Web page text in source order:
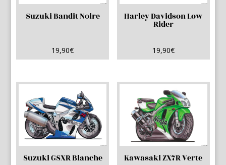
Suzuki Bandit Noire
19,90€
Harley Davidson Low
Rider
19,90€
Suzuki GSXR Blanche Kawasaki ZX7R Verte